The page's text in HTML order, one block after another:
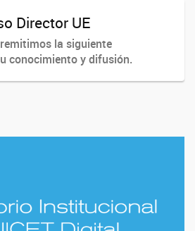
Director UE
la siguiente
conocimiento y difusión.